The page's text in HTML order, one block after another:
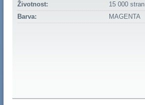
Životnost:
15 000 stran
Barva:
MAGENTA